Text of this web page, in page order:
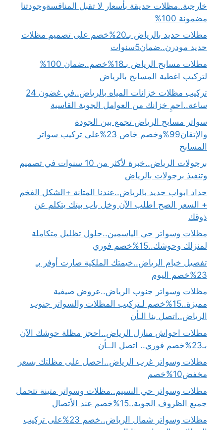
خارجية..مظلات حديقة بأسعار لا تقبل المنافسةوجودتنا
مضمونة 100%
مظلات حديد بالرياض بـ20%خصم على تصميم مظلات
حديد مودرن..ضمان5سنوات
مظلات مسابح الرياض بـ18%خصم..ضمان 100%
لتركيب اغطية المسابح بالرياض
تركيب مظلات خزانات المياه بالرياض..في غضون 24
ساعة..احمِ خزانك من العوامل الجوية القاسية
سواتر مسابح الرياض تجمع بين الجودة
والإتقان99%وخصم خاص 23%على تركيب سواتر
المسابح
برجولات الرياض..خبرة لأكثر من 10 سنوات في تصميم
وتنفيذ برجولات بالرياض
حداد ابواب حديد بالرياض..عندنا المتانة +الشكل الفخم
+ السعر الصح اطلب الآن وخل باب بيتك يتكلم عن
ذوقك
مظلات وسواتر حي الياسمين..حلول تظليل متكاملة
لمنزلك وحوشك..15%خصم فوري
تفصيل خيام الرياض..خيمتك الملكية صارت أوفر بـ
23%خصم اليوم
مظلات وسواتر جنوب الرياض..عروض صيفية
مميزة..15%خصم لـتركيب المظلات والسواتر جنوب
الرياض..اتصل بنا الـأن
مظلات احواش منازل الرياض..احجز مظلة حوشك الآن
بـ23%خصم فوري.. اتصل الــأن
مظلات وسواتر غرب الرياض..احصل على مظلتك بسعر
مخفض10%خصم
مظلات وسواتر حي النسيم..مظلات وسواتر متينة تتحمل
جميع الظروف الجوية..15%خصم عند الأتصال
مظلات وسواتر شمال الرياض..خصم 23%على تركيب